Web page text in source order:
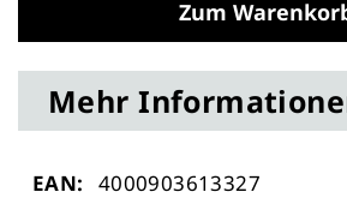
Zum
Mehr
Mehr
4000903613327